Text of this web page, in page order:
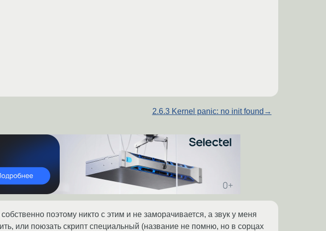
2.6.3 Kernel panic: no init found →
поэтому никто с этим и не заморачивается, а звук у меня
или поюзать скрипт специальный (название не помню, но в сорцах